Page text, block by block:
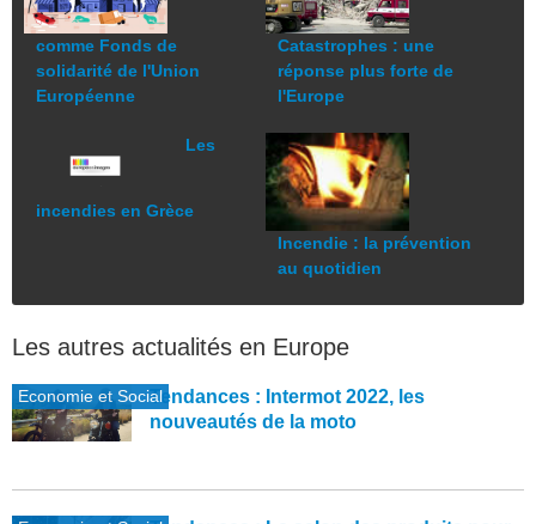
comme Fonds de
solidarité de l'Union
Européenne
Les
incendies en Grèce
Catastrophes : une
réponse plus forte de
l'Europe
Incendie : la prévention
au quotidien
Les autres actualités en Europe
Economie et SocialTendances : Intermot 2022, les
nouveautés de la moto